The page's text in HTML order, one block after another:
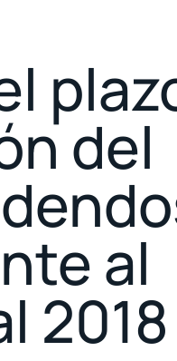
del
al
2018